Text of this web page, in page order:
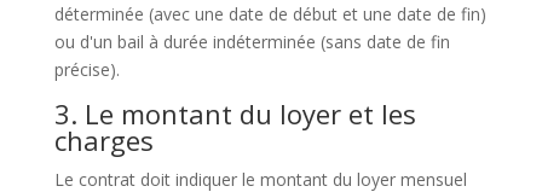
déterminée (avec une date de début et une date de fin)
ou d'un bail à durée indéterminée (sans date de fin
précise).
3. Le montant du loyer et les
charges
Le contrat doit indiquer le montant du loyer mensuel